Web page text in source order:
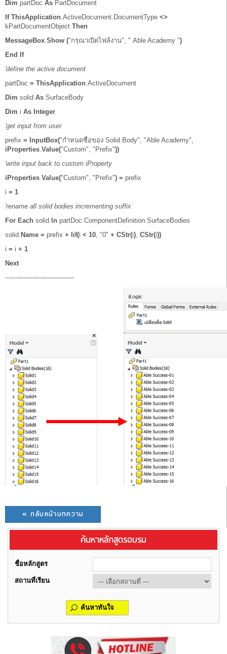
Dim partDoc As PartDocument
If ThisApplication.ActiveDocument.DocumentType <>
kPartDocumentObject Then
MessageBox.Show ("กรุณาเปิดไฟล์งาน", " Able Academy ")
End
If
'define the active document
partDoc = ThisApplication.ActiveDocument
Dim solid As SurfaceBody
Dim i As Integer
'get input from user
prefix = InputBox("กำหนดชื่อของ Solid Body", "Able Academy",
iProperties.Value("Custom", "Prefix"))
'write input back to custom iProperty
iProperties.Value("Custom", "Prefix") = prefix
i = 1
'rename all solid bodies incrementing suffix
For Each solid In partDoc.ComponentDefinition.SurfaceBodies
solid. Name = prefix + Iif(i < 10, "0" + CStr(i), CStr(i))
i = i + 1
Next
----------------------------------
« กลับหน้าบทความ
ค้นหาหลักสูตรอบรม
ชื่อหลักสูตร
สถานที่เรียน
ค้นหาทันใจ